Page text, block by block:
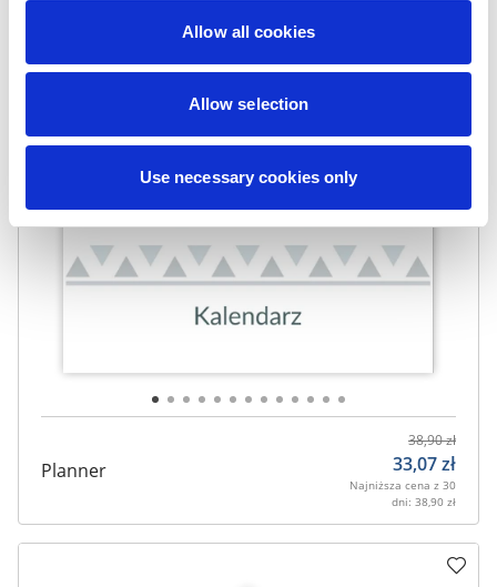
Allow all cookies
Allow selection
Use necessary cookies only
Planner
38,90zł
33,07zł
Najniższa cena z 30
dni: 38,90 zł